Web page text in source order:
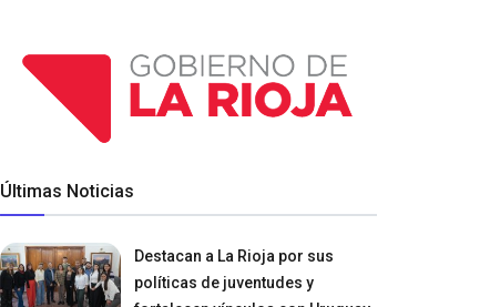
Últimas Noticias
Destacan a La Rioja por sus
políticas de juventudes y